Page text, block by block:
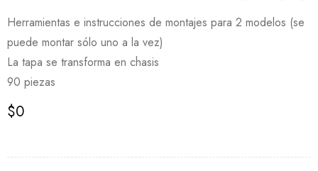
Herramientas e instrucciones de montajes para 2 modelos (se
puede montar sólo uno a la vez)
La tapa se transforma en chasis
90 piezas
$0